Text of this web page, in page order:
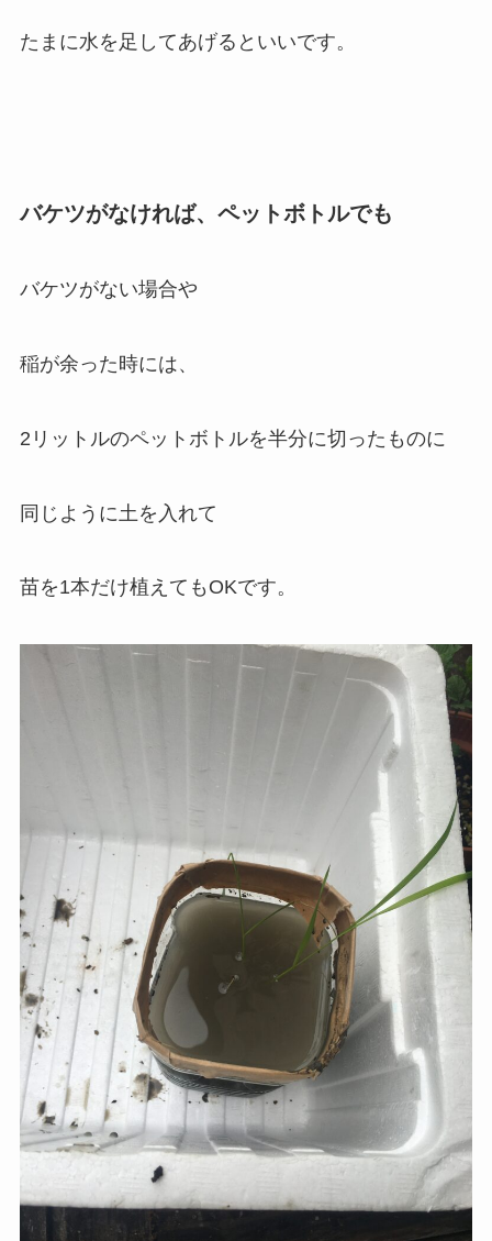
たまに水を足してあげるといいです。
バケツがなければ、ペットボトルでも
バケツがない場合や
稲が余った時には、
2リットルのペットボトルを半分に切ったものに
同じように土を入れて
苗を1本だけ植えてもOKです。